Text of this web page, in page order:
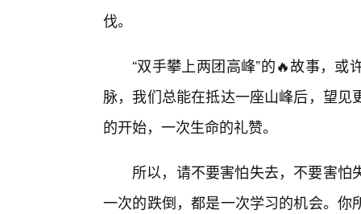
伐。
“双手攀上两团高峰”的🔥故事，
脉，我们总能在抵达一座山峰后，望
的开始，一次生命的礼赞。
所以，请不要害怕失去，不要害
一次的跌倒，都是一次学习的机会。